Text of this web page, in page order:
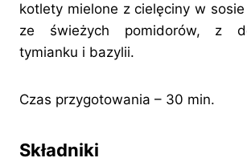
kotlety mielone z cielęciny w
ze świeżych pomidorów, z
tymianku i bazylii.
Czas przygotowania – 30 min.
Składniki